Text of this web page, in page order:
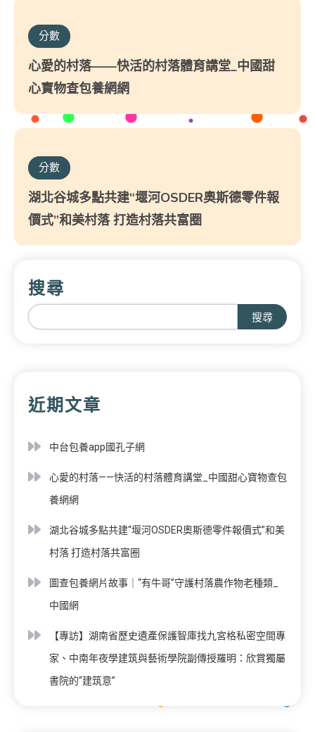
分數
心愛的村落——快活的村落體育講堂_中國甜
心寶物查包養網網
分數
湖北谷城多點共建“堰河OSDER奧斯德零件報
價式”和美村落 打造村落共富圈
搜尋
搜尋
近期文章
中台包養app國孔子網
心愛的村落——快活的村落體育講堂_中國甜心寶物查包
養網網
湖北谷城多點共建“堰河OSDER奧斯德零件報價式”和美
村落 打造村落共富圈
圖查包養網片故事｜“有牛哥”守護村落農作物老種類_
中國網
【專訪】湖南省歷史遺產保護智庫找九宮格私密空間專
家、中南年夜學建筑與藝術學院副傳授羅明：欣賞獨屬
書院的“建筑意”